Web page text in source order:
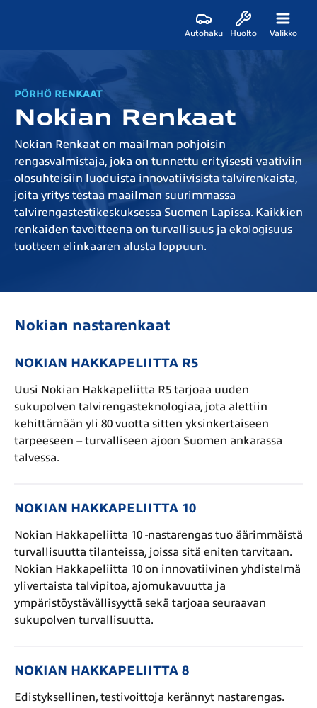
Autohaku Huolto Valikko
Nokian Renkaat
PÖRHÖ RENKAAT
Nokian Renkaat on maailman pohjoisin
rengasvalmistaja, joka on tunnettu erityisesti vaativiin
olosuhteisiin luoduista innovatiivisista talvirenkaista,
joita yritys testaa maailman suurimmassa
talvirengastestikeskuksessa Suomen Lapissa. Kaikkien
renkaiden tavoitteena on turvallisuus ja ekologisuus
tuotteen elinkaaren alusta loppuun.
Nokian nastarenkaat
NOKIAN HAKKAPELIITTA R5
Uusi Nokian Hakkapeliitta R5 tarjoaa uuden
sukupolven talvirengasteknologiaa, jota alettiin
kehittämään yli 80 vuotta sitten yksinkertaiseen
tarpeeseen – turvalliseen ajoon Suomen ankarassa
talvessa.
NOKIAN HAKKAPELIITTA 10
Nokian Hakkapeliitta 10 -nastarengas tuo äärimmäistä
turvallisuutta tilanteissa, joissa sitä eniten tarvitaan.
Nokian Hakkapeliitta 10 on innovatiivinen yhdistelmä
ylivertaista talvipitoa, ajomukavuutta ja
ympäristöystävällisyyttä sekä tarjoaa seuraavan
sukupolven turvallisuutta.
NOKIAN HAKKAPELIITTA 8
Edistyksellinen, testivoittoja kerännyt nastarengas.